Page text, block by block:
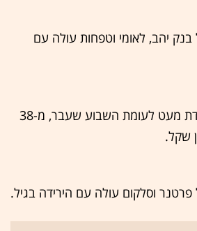
יהב, לאומי וטפחות עולה עם
ההשקעה בפרסום יורדת מעט לעומת השבוע שעבר, מ-38
וסלקום עולה עם הירידה בגיל.